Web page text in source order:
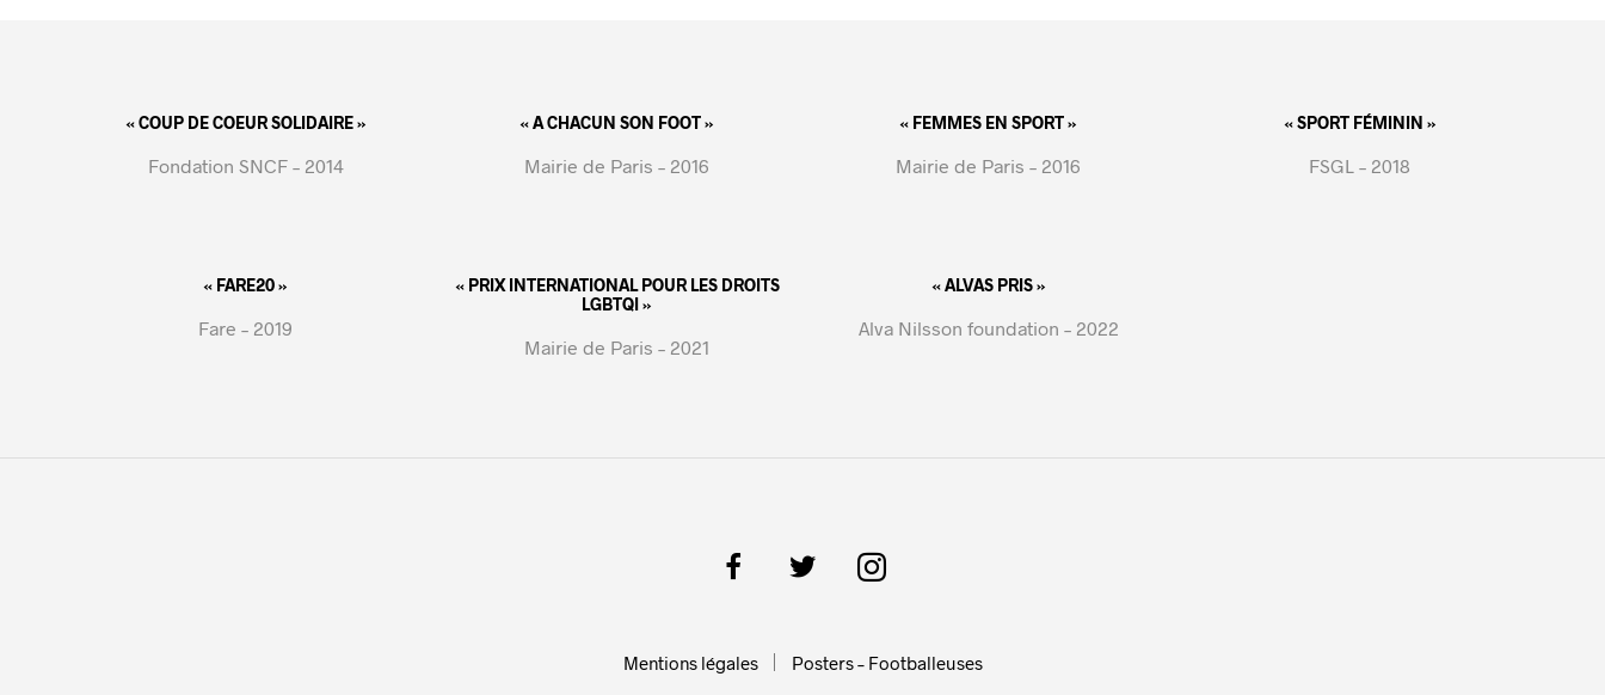
« COUP DE COEUR SOLIDAIRE »
Fondation SNCF – 2014
« A CHACUN SON FOOT »
Mairie de Paris – 2016
« FEMMES EN SPORT »
Mairie de Paris – 2016
« SPORT FÉMININ »
FSGL – 2018
« FARE20 »
Fare – 2019
« PRIX INTERNATIONAL POUR LES DROITS
LGBTQI »
Mairie de Paris – 2021
« ALVAS PRIS »
Alva Nilsson foundation – 2022
Mentions légales Posters – Footballeuses